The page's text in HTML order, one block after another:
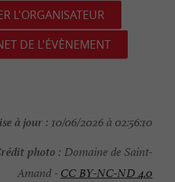
L'ORGANISATEUR
DE L'ÉVÈNEMENT
à jour : 10/06/2026 à 02:56:10
photo : Domaine de Saint-
Amand -CC BY-NC-ND 4.0